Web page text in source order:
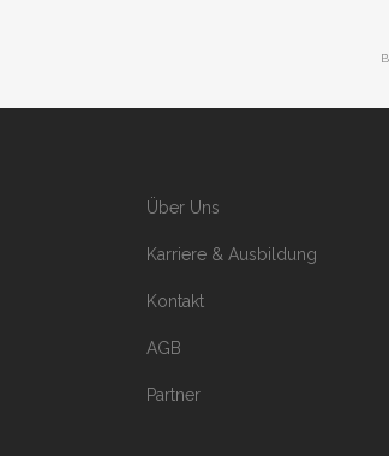
Über Uns
Karriere & Ausbildung
Kontakt
AGB
Partner